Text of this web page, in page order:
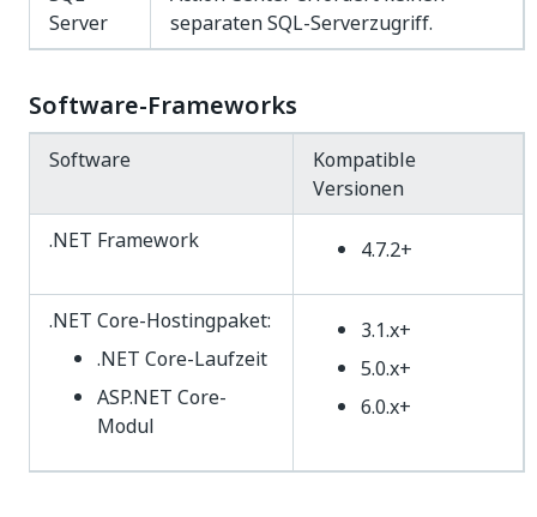
Server
separaten SQL-Serverzugriff.
Software-Frameworks
Software
Kompatible
Versionen
.NET Framework
4.7.2+
.NET Core-Hostingpaket:
.NET Core-Laufzeit
ASP.NET Core-
Modul
3.1.x+
5.0.x+
6.0.x+